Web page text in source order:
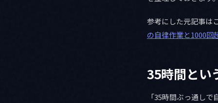
参考にした元記事は
の自律作業と1000
35時間とい
「35時間ぶっ通し